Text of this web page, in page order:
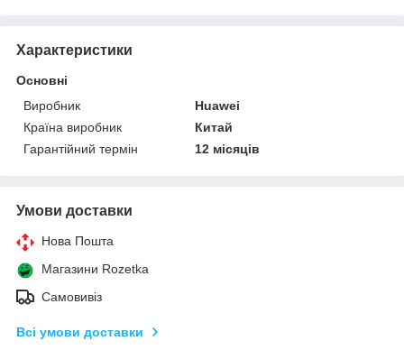
Характеристики
Основні
Виробник
Huawei
Країна виробник
Китай
Гарантійний термін
12 місяців
Умови доставки
Нова Пошта
Магазини Rozetka
Самовивіз
Всі умови доставки